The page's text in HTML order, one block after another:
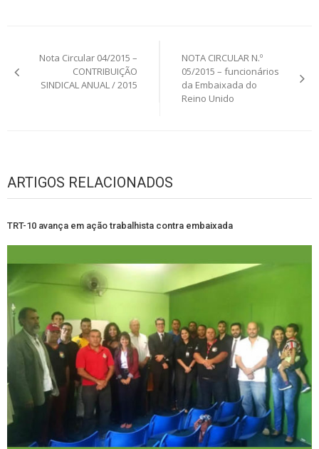
de
Nota Circular 04/2015 –
CONTRIBUIÇÃO
SINDICAL ANUAL / 2015
NOTA CIRCULAR N.º
05/2015 – funcionários
da Embaixada do
Reino Unido
ARTIGOS RELACIONADOS
TRT-10 avança em ação trabalhista contra embaixada